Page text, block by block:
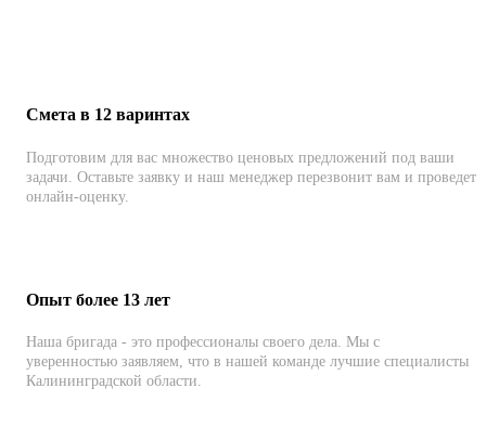
Смета в 12 варинтах
Подготовим для вас множество ценовых предложений под ваши
задачи. Оставьте заявку и наш менеджер перезвонит вам и проведет
онлайн-оценку.
Опыт более 13 лет
Наша бригада - это профессионалы своего дела. Мы с
уверенностью заявляем, что в нашей команде лучшие специалисты
Калининградской области.